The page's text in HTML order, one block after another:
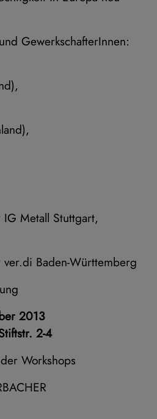
GewerkschafterInnen:
Metall Stuttgart,
Baden-Württemberg
2013
2-4
Workshops